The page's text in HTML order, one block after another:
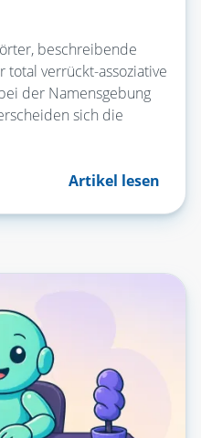
beschreibende
total verrückt-assoziative
der Namensgebung
sich die
Artikel lesen